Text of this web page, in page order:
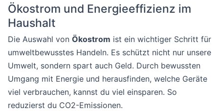
Ökostrom und Energieeffizienz im
Haushalt
Die Auswahl von Ökostrom ist ein wichtiger Schritt für
umweltbewusstes Handeln. Es schützt nicht nur unsere
Umwelt, sondern spart auch Geld. Durch bewussten
Umgang mit Energie und herausfinden, welche Geräte
viel verbrauchen, kannst du viel einsparen. So
reduzierst du CO2-Emissionen.